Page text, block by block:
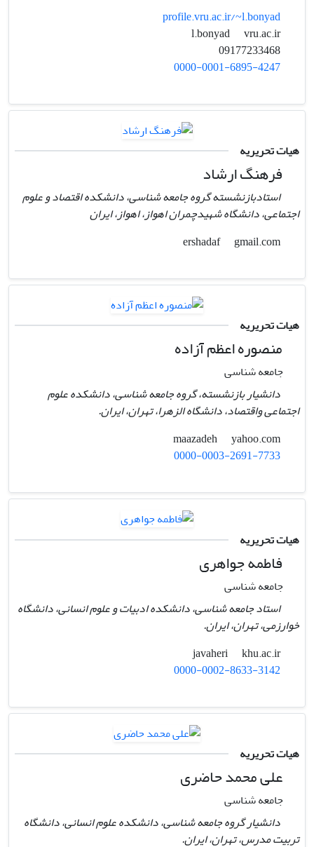
profile.vru.ac.ir/~l.bonyad
l.bonyad
vru.ac.ir
0000-0001-6895-4247
هیات تحریریه
فرهنگ ارشاد
استادبازنشسته گروه جامعه شناسی، دانشکده اقتصاد و علوم
اجتماعی، دانشگاه شهیدچمران اهواز، اهواز، ایران
gmail.com
هیات تحریریه
منصوره اعظم آزاده
جامعه شناسی
دانشیار بازنشسته، گروه جامعه شناسی، دانشکده علوم
اجتماعی واقتصاد، دانشگاه الزهرا، تهران، ایران.
yahoo.com
0000-0003-2691-7733
هیات تحریریه
فاطمه جواهری
جامعه شناسی
استاد جامعه شناسی، دانشکده ادبیات و علوم انسانی، دانشگاه
خوارزمی، تهران، ایران.
javaheri
khu.ac.ir
0000-0002-8633-3142
هیات تحریریه
علی محمد حاضری
جامعه شناسی
دانشیار گروه جامعه شناسی، دانشکده علوم انسانی، دانشگاه
تربیت مدرس، تهران، ایران.